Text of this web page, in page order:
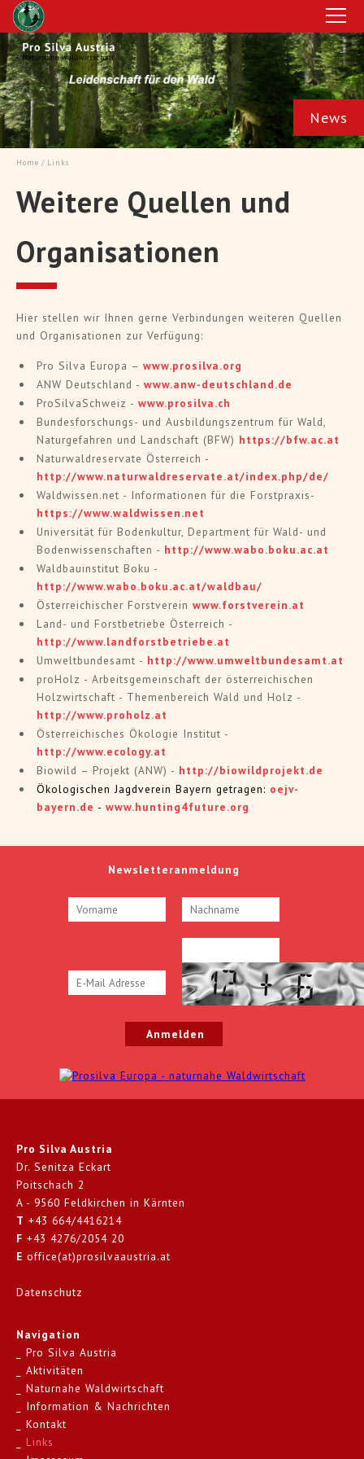
News
"Von Kalamitätsflächen zur Kiefer und Laubwald
Hessen" - Pro Silva Exkursion nach Deutschland
Home / Links
Weitere Quellen und
Organisationen
Hier stellen wir Ihnen gerne Verbindungen weiteren Quellen
und Organisationen zur Verfügung:
Pro Silva Europa – www.prosilva.org
ANW Deutschland - www.anw-deutschland.de
ProSilvaSchweiz - www.prosilva.ch
Bundesforschungs- und Ausbildungszentrum für Wald,
Naturgefahren und Landschaft (BFW) https://bfw.ac.at
Naturwaldreservate Österreich -
http://www.naturwaldreservate.at/index.php/de/
Waldwissen.net - Informationen für die Forstpraxis-
https://www.waldwissen.net
Universität für Bodenkultur, Department für Wald- und
Bodenwissenschaften - http://www.wabo.boku.ac.at
Waldbauinstitut Boku -
http://www.wabo.boku.ac.at/waldbau/
Österreichischer Forstverein www.forstverein.at
Land- und Forstbetriebe Österreich -
http://www.landforstbetriebe.at
Umweltbundesamt - http://www.umweltbundesamt.at
proHolz - Arbeitsgemeinschaft der österreichischen
Holzwirtschaft - Themenbereich Wald und Holz -
http://www.proholz.at
Österreichisches Ökologie Institut -
http://www.ecology.at
Biowild – Projekt (ANW) - http://biowildprojekt.de
Ökologischen Jagdverein Bayern getragen: oejv-
bayern.de - www.hunting4future.org
Newsletteranmeldung
Pro Silva Austria
Dr. Senitza Eckart
Poitschach 2
A - 9560 Feldkirchen in Kärnten
T +43 664/4416214
F +43 4276/2054 20
E office(at)prosilvaaustria.at
Datenschutz
Navigation
Pro Silva Austria
Aktivitäten
Naturnahe Waldwirtschaft
Information & Nachrichten
Kontakt
Links